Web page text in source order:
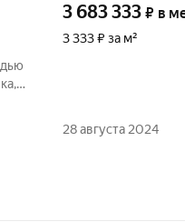
3 683 333 ₽ в
3 333 ₽ за м²
28 августа 2024